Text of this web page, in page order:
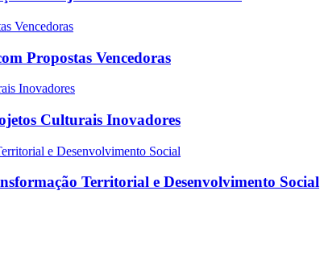
Propostas Vencedoras
Culturais Inovadores
Territorial e Desenvolvimento Social